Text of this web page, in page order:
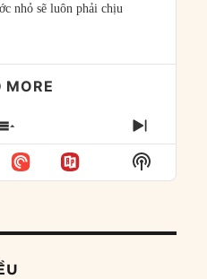
nhỏ sẽ luôn phải chịu
MORE
SHOW
EPISODES
LIST
NEXT
Show
Podcast